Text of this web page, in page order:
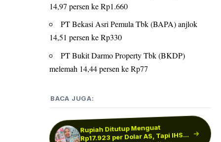
14,97 persen ke Rp1.660
PT Bekasi Asri Pemula Tbk (BAPA) anjlok
14,51 persen ke Rp330
PT Bukit Darmo Property Tbk (BKDP)
melemah 14,44 persen ke Rp77
BACA JUGA:
Rupiah Ditutup Menguat
Rp17.923 per Dolar AS, Tapi IHSG
Rupiah Pagi Ini Menguat ke
IHSG Hari Ini Menguat ke 6.366,